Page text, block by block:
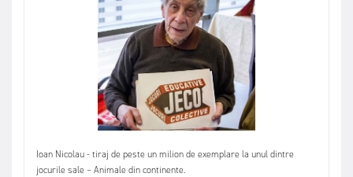
Ioan Nicolau - tiraj de peste un milion de exemplare la unul dintre
jocurile sale – Animale din continente.